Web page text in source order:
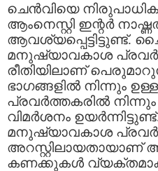
ചെന്‍‌വിയെ
ആം‌നെസ്റ്റി ഇന്റര്‍
ആവശ്യപ്പെട്ടിട്ടുണ്ട്.
മനുഷ്യാവകാശ
രീതിയിലാണ്
ഭാഗങ്ങളില്‍ നിന്നും
പ്രവര്‍ത്തകരില്‍
വിമര്‍ശനം
മനുഷ്യാവകാശ
കണക്കുകള്‍